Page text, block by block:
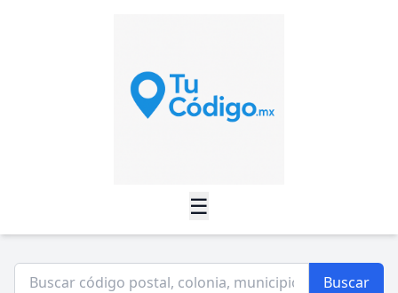
☰
Buscar